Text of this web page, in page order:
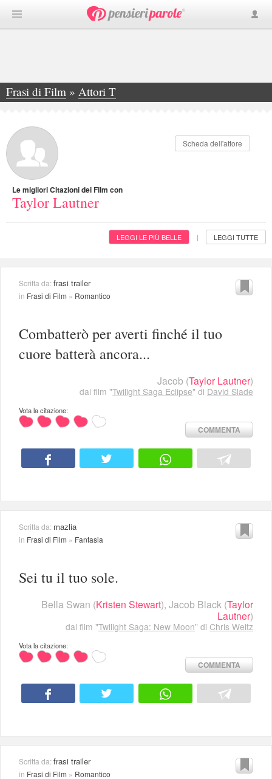
Frasi di Film » Attori T
»Taylor Lautner
Scheda dell'attore
Le migliori Citazioni dei Film con
Taylor Lautner
LEGGI LE PIÙ BELLE | LEGGI TUTTE
Scritta da:frasi trailer
in Frasi di Film » Romantico
Combatterò per averti finché il tuo
cuore batterà ancora...
Jacob (Taylor Lautner)
dal film "Twilight Saga Eclipse" di David Slade
Vota la citazione:
COMMENTA
Scritta da: mazlia
in Frasi di Film » Fantasia
Sei tu il tuo sole.
Bella Swan (Kristen Stewart), Jacob Black (Taylor
Lautner)
dal film "Twilight Saga: New Moon" di Chris Weitz
Vota la citazione:
COMMENTA
Scritta da:frasi trailer
in Frasi di Film » Romantico